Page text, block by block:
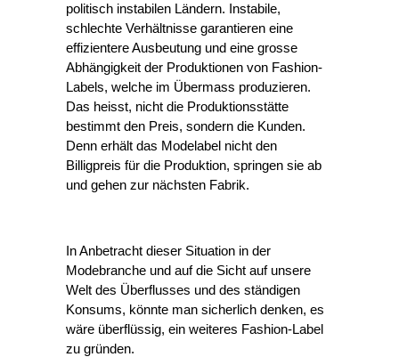
politisch instabilen Ländern. Instabile,
schlechte Verhältnisse garantieren eine
effizientere Ausbeutung und eine grosse
Abhängigkeit der Produktionen von Fashion-
Labels, welche im Übermass produzieren.
Das heisst, nicht die Produktionsstätte
bestimmt den Preis, sondern die Kunden.
Denn erhält das Modelabel nicht den
Billigpreis für die Produktion, springen sie ab
und gehen zur nächsten Fabrik.
In Anbetracht dieser Situation in der
Modebranche und auf die Sicht auf unsere
Welt des Überflusses und des ständigen
Konsums, könnte man sicherlich denken, es
wäre überflüssig, ein weiteres Fashion-Label
zu gründen.